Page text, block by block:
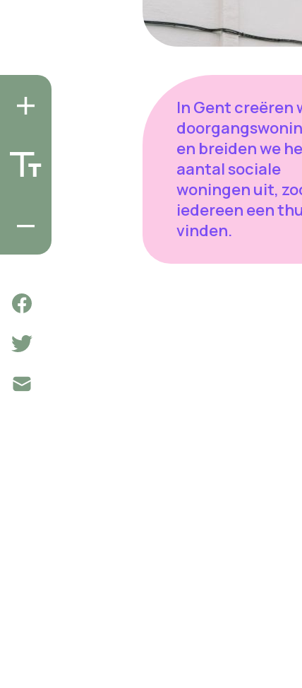
In Gent creëren
en breiden we
aantal sociale
woningen uit,
iedereen een
vinden.